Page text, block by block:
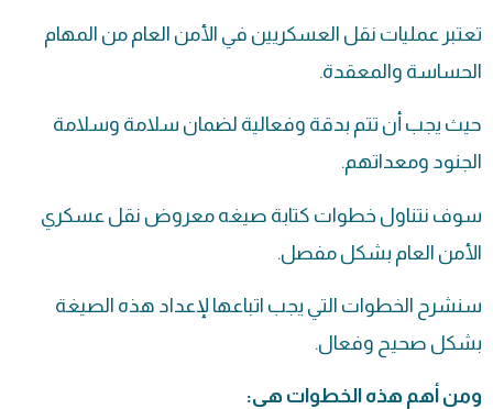
تعتبر عمليات نقل العسكريين في الأمن العام من المهام
الحساسة والمعقدة.
حيث يجب أن تتم بدقة وفعالية لضمان سلامة وسلامة
الجنود ومعداتهم.
سوف نتناول خطوات كتابة صيغه معروض نقل عسكري
الأمن العام بشكل مفصل.
سنشرح الخطوات التي يجب اتباعها لإعداد هذه الصيغة
بشكل صحيح وفعال.
ومن أهم هذه الخطوات هي: